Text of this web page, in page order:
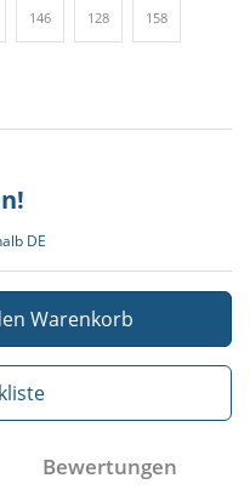
146 128 158
DE
Warenkorb
Bewertungen